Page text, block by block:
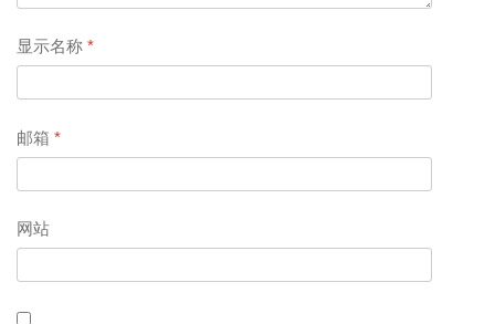
显示名称 *
邮箱 *
网站